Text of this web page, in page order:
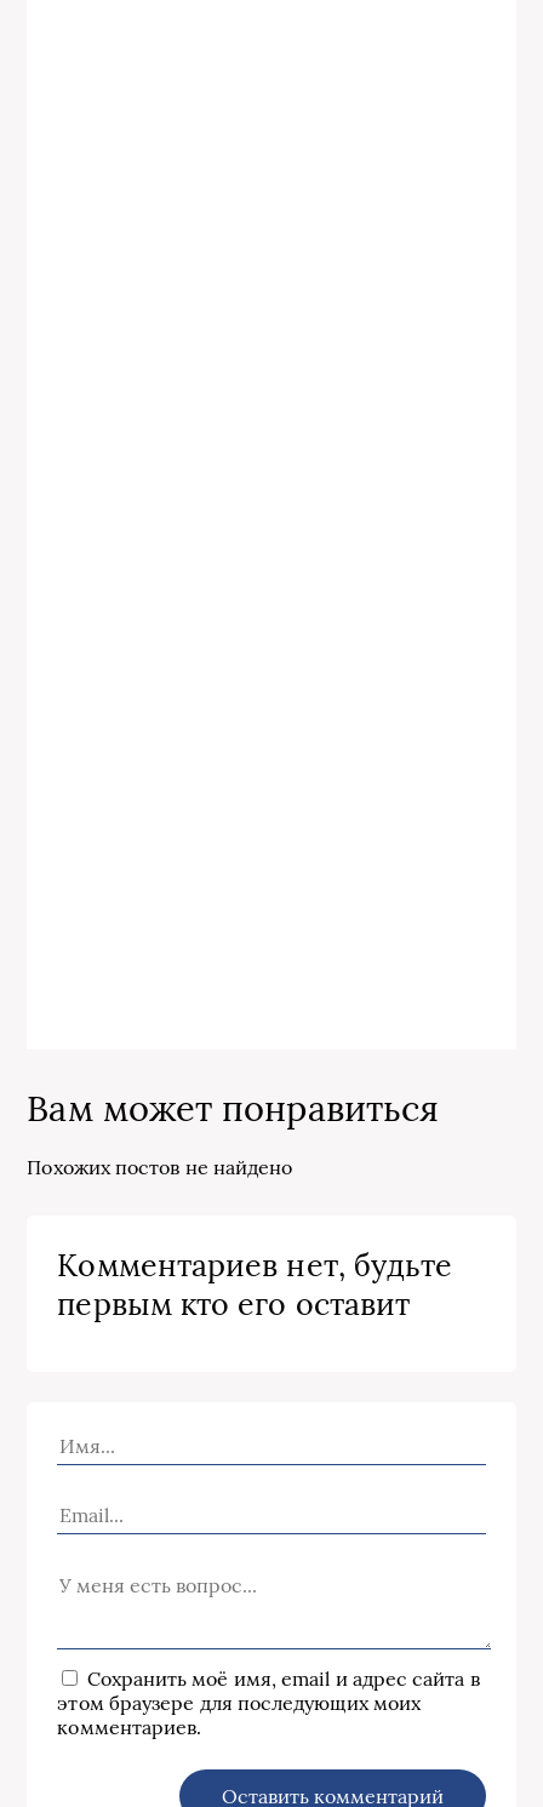
Вам может понравиться
Похожих постов не найдено
Комментариев нет, будьте
первым кто его оставит
Сохранить моё имя, email и адрес сайта в
этом браузере для последующих моих
комментариев.